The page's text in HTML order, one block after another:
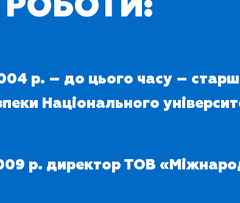
РОБОТИ:
р. – до цього часу –
Національного
р. директор ТОВ